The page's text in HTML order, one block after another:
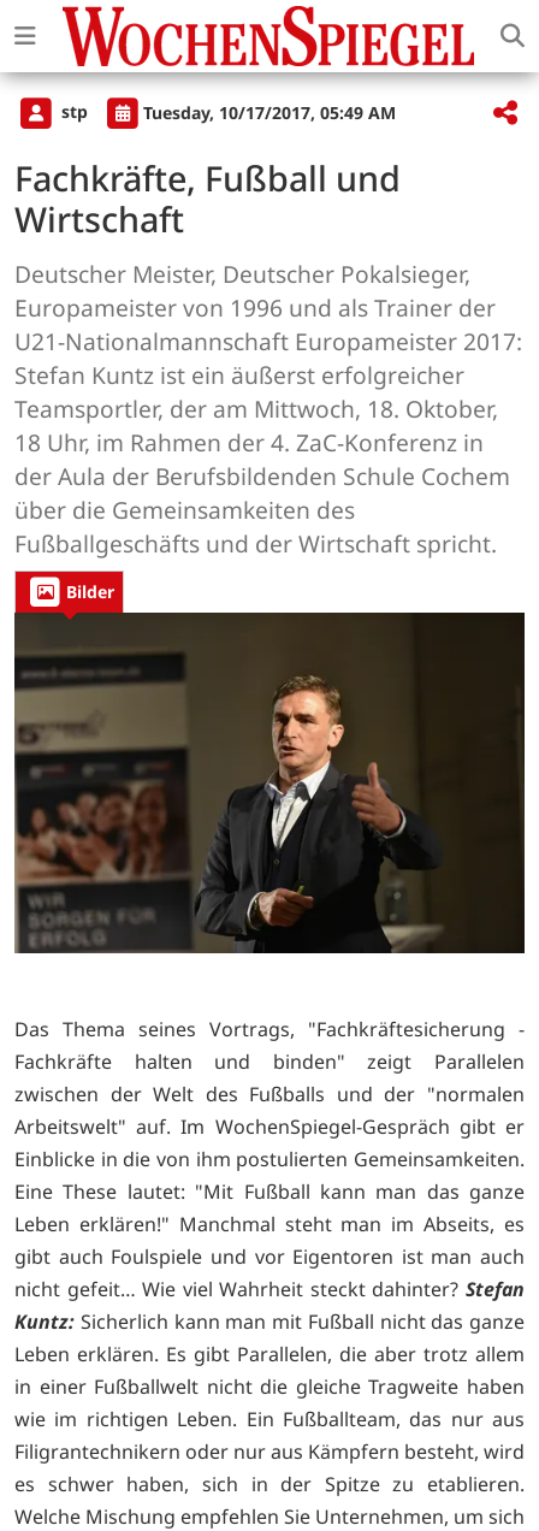
stp Tuesday, 10/17/2017, 05:49 AM
Fachkräfte, Fußball und
Wirtschaft
Deutscher Meister, Deutscher Pokalsieger,
Europameister von 1996 und als Trainer der
U21-Nationalmannschaft Europameister 2017:
Stefan Kuntz ist ein äußerst erfolgreicher
Teamsportler, der am Mittwoch, 18. Oktober,
18 Uhr, im Rahmen der 4. ZaC-Konferenz in
der Aula der Berufsbildenden Schule Cochem
über die Gemeinsamkeiten des
Fußballgeschäfts und der Wirtschaft spricht.
Bilder
Das Thema seines Vortrags, "Fachkräftesicherung -
Fachkräfte halten und binden" zeigt Parallelen
zwischen der Welt des Fußballs und der "normalen
Arbeitswelt" auf. Im WochenSpiegel-Gespräch gibt er
Einblicke in die von ihm postulierten Gemeinsamkeiten.
Eine These lautet: "Mit Fußball kann man das ganze
Leben erklären!" Manchmal steht man im Abseits, es
gibt auch Foulspiele und vor Eigentoren ist man auch
nicht gefeit… Wie viel Wahrheit steckt dahinter? Stefan
Kuntz: Sicherlich kann man mit Fußball nicht das ganze
Leben erklären. Es gibt Parallelen, die aber trotz allem
in einer Fußballwelt nicht die gleiche Tragweite haben
wie im richtigen Leben. Ein Fußballteam, das nur aus
Filigrantechnikern oder nur aus Kämpfern besteht, wird
es schwer haben, sich in der Spitze zu etablieren.
Welche Mischung empfehlen Sie Unternehmen, um sich